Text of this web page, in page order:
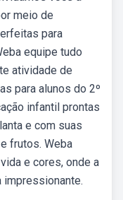
meio de
para
equipe tudo
atividade de
para alunos do 2º
infantil prontas
e com suas
frutos. Weba
e cores, onde a
impressionante.